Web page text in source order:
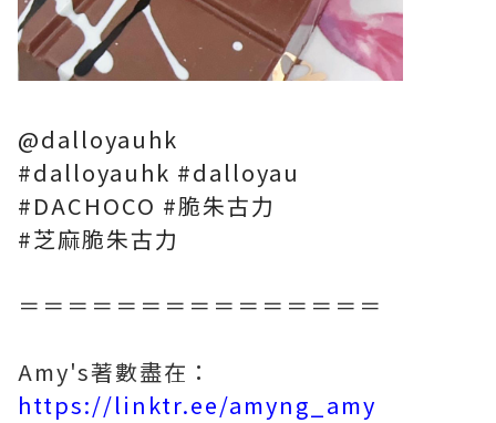
@dalloyauhk
#dalloyauhk #dalloyau
#DACHOCO #脆朱古力
#芝麻脆朱古力
＝＝＝＝＝＝＝＝＝＝＝＝＝＝＝
Amy's著數盡在：
https://linktr.ee/amyng_amy